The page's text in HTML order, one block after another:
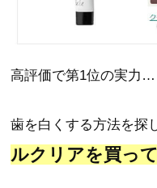
高評価で第1位の実力…
歯を白くする方法を探
ルクリアを買っ